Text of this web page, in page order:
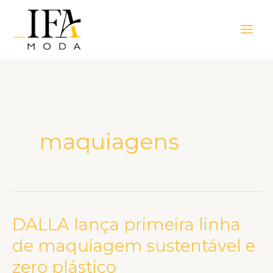
Menu
maquiagens
DALLA lança primeira linha
de maquiagem sustentável e
zero plástico
DALLA
lança
primeira
linha